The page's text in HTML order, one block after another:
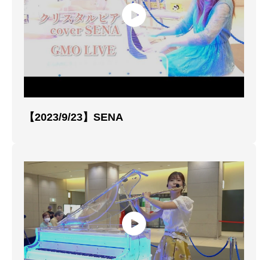
【2023/9/23】SENA